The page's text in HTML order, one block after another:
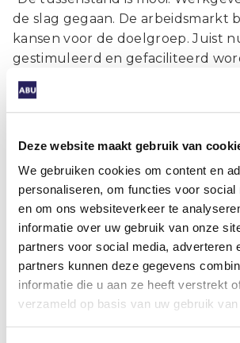
Deze website maakt gebruik van
We gebruiken cookies om content en
personaliseren, om functies voor social
en om ons websiteverkeer te
informatie over uw gebruik van onze
partners voor social media, adverteren
partners kunnen deze gegevens
informatie die u aan ze heeft verstrekt
verzameld op basis van uw gebruik
de slag gegaan. De arbeidsmarkt
kansen voor de doelgroep. Juist
gestimuleerd en gefaciliteerd
mensen aan de slag kunnen. De
positief dat staatssecretaris Van
maken om mensen met een
heet is. Daarom ben ik verbaasd
kandidaten – vooral van
geen goed profiel hebben.
niet aan de slag met
kennen. Onbekend maakt
geval: werkloos. De
gemeenten en UWV ook helpen